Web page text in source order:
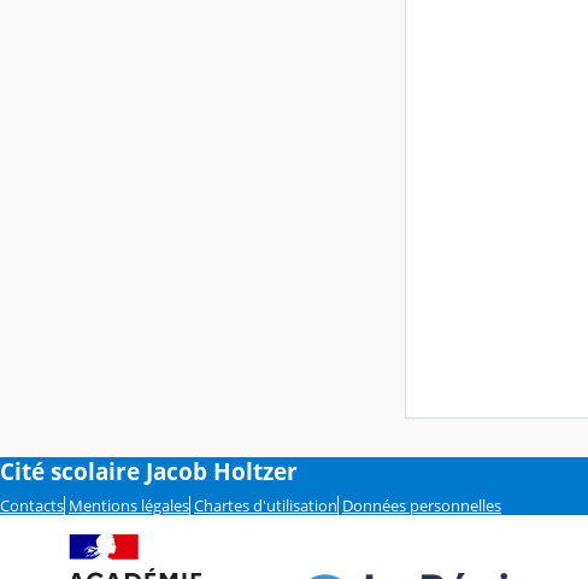
Cité scolaire Jacob Holtzer
Contacts Mentions légales Chartes d'utilisation Données personnelles